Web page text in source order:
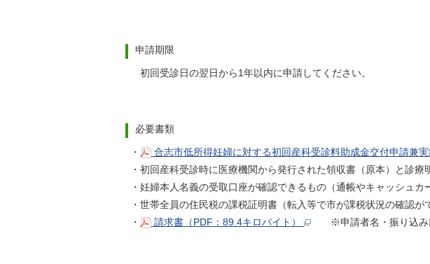
申請期限
初回受診日の翌日から1年以内に申請してください。
必要書類
・
合志市低所得妊婦に対する初回産科受診料助成金交付申請兼
・初回産科受診時に医療機関から発行された領収書（原本）と診療
・妊婦本人名義の受取口座が確認できるもの（通帳やキャッシュカ
・世帯全員の住民税の課税証明書（転入等で市が課税状況の確認が
・
請求書（PDF：89.4キロバイト） ※申請者名・振り込み